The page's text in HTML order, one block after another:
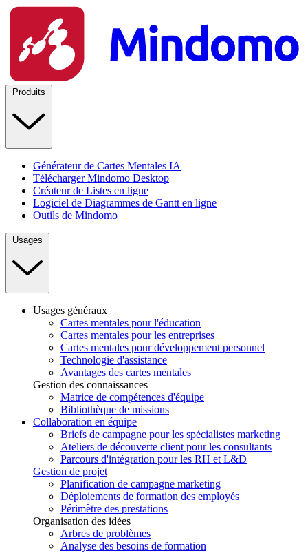
Produits
Générateur de Cartes Mentales IA
Télécharger Mindomo Desktop
Créateur de Listes en ligne
Logiciel de Diagrammes de Gantt en ligne
Outils de Mindomo
Usages
Usages généraux
Cartes mentales pour l'éducation
Cartes mentales pour les entreprises
Cartes mentales pour développement personnel
Technologie d'assistance
Avantages des cartes mentales
Gestion des connaissances
Matrice de compétences d'équipe
Bibliothèque de missions
Collaboration en équipe
Briefs de campagne pour les spécialistes marketing
Ateliers de découverte client pour les consultants
Parcours d'intégration pour les RH et L&D
Gestion de projet
Planification de campagne marketing
Déploiements de formation des employés
Périmètre des prestations
Organisation des idées
Arbres de problèmes
Analyse des besoins de formation